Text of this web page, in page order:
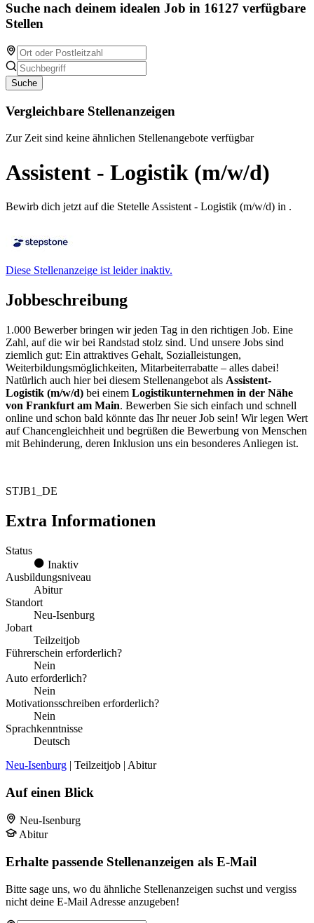
Suche nach deinem idealen Job in 16127 verfügbare
Stellen
Suche
Vergleichbare Stellenanzeigen
Zur Zeit sind keine ähnlichen Stellenangebote verfügbar
Assistent - Logistik (m/w/d)
Bewirb dich jetzt auf die Stetelle Assistent - Logistik (m/w/d) in .
Diese Stellenanzeige ist leider inaktiv.
Jobbeschreibung
1.000 Bewerber bringen wir jeden Tag in den richtigen Job. Eine
Zahl, auf die wir bei Randstad stolz sind. Und unsere Jobs sind
ziemlich gut: Ein attraktives Gehalt, Sozialleistungen,
Weiterbildungsmöglichkeiten, Mitarbeiterrabatte – alles dabei!
Natürlich auch hier bei diesem Stellenangebot als Assistent-
Logistik (m/w/d) bei einem Logistikunternehmen in der Nähe
von Frankfurt am Main. Bewerben Sie sich einfach und schnell
online und schon bald könnte das Ihr neuer Job sein! Wir legen Wert
auf Chancengleichheit und begrüßen die Bewerbung von Menschen
mit Behinderung, deren Inklusion uns ein besonderes Anliegen ist.
STJB1_DE
Extra Informationen
Status
Inaktiv
Ausbildungsniveau
Abitur
Standort
Neu-Isenburg
Jobart
Teilzeitjob
Führerschein erforderlich?
Nein
Auto erforderlich?
Nein
Motivationsschreiben erforderlich?
Nein
Sprachkenntnisse
Deutsch
Neu-Isenburg | Teilzeitjob | Abitur
Auf einen Blick
Neu-Isenburg
Abitur
Erhalte passende Stellenanzeigen als E-Mail
Bitte sage uns, wo du ähnliche Stellenanzeigen suchst und vergiss
nicht deine E-Mail Adresse anzugeben!